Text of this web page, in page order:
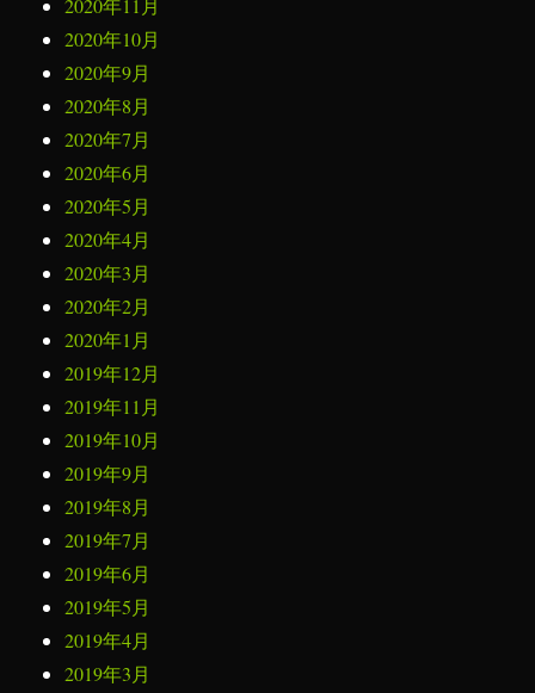
2020年11月
2020年10月
2020年9月
2020年8月
2020年7月
2020年6月
2020年5月
2020年4月
2020年3月
2020年2月
2020年1月
2019年12月
2019年11月
2019年10月
2019年9月
2019年8月
2019年7月
2019年6月
2019年5月
2019年4月
2019年3月